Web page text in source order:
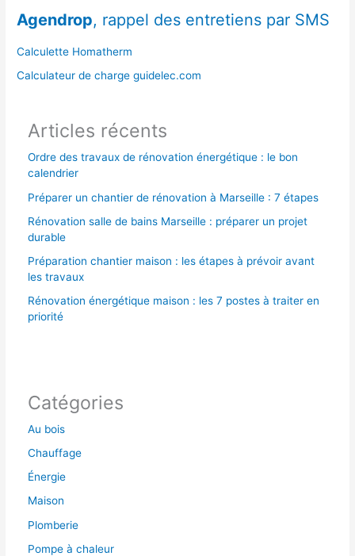
c
h
:
Agendrop, rappel des entretiens par SMS
Calculette Homatherm
Calculateur de charge guidelec.com
Articles récents
Ordre des travaux de rénovation énergétique : le bon
calendrier
Préparer un chantier de rénovation à Marseille : 7 étapes
Rénovation salle de bains Marseille : préparer un projet
durable
Préparation chantier maison : les étapes à prévoir avant
les travaux
Rénovation énergétique maison : les 7 postes à traiter en
priorité
Catégories
Au bois
Chauffage
Énergie
Maison
Plomberie
Pompe à chaleur